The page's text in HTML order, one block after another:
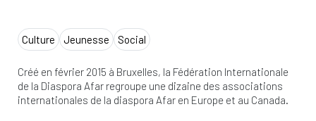
Culture Jeunesse Social
Créé en février 2015 à Bruxelles, la Fédération Internationale
de la Diaspora Afar regroupe une dizaine des associations
internationales de la diaspora Afar en Europe et au Canada.